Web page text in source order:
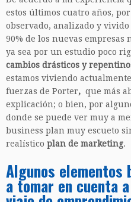
estos últimos cuatro años,
observado, analizado y
90% de los nuevas empresas
ya sea por un estudio poco
cambios drásticos y
estamos viviendo
fuerzas de Porter, que más
explicación; o bien, por
donde se puede ver muy a
business plan muy escueto
realístico plan de marketing.
Algunos elementos
a tomar en cuenta